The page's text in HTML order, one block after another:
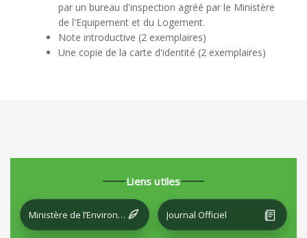
par un bureau d'inspection agréé par le Ministère
de l'Equipement et du Logement.
Note introductive (2 exemplaires)
Une copie de la carte d'identité (2 exemplaires)
Liens utiles
Ministère de l’Environnement et du Développement local Journal Officiel